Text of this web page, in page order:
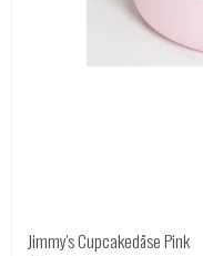
Jimmy's Cupcakedåse Pink